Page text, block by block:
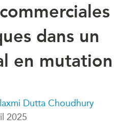
MÉDIAS
Dans l'actualité
Vidéos
Nos Experts
Podcast Archive
dans un
en mutation
Dutta Choudhury
2025